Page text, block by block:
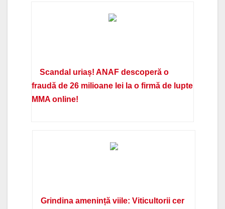
Scandal uriaș! ANAF descoperă o
fraudă de 26 milioane lei la o firmă de lupte
MMA online!
Grindina amenință viile: Viticultorii cer